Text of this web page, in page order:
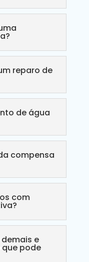
reparo de
de água
compensa
com
e
pode